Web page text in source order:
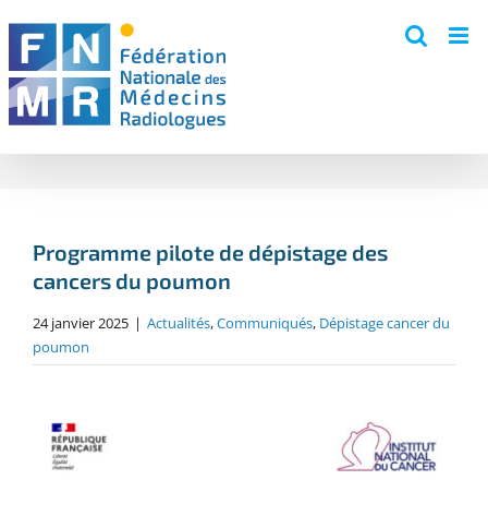
content
Programme pilote de dépistage des
cancers du poumon
24 janvier 2025 | Actualités,Communiqués, Dépistage cancer du
poumon